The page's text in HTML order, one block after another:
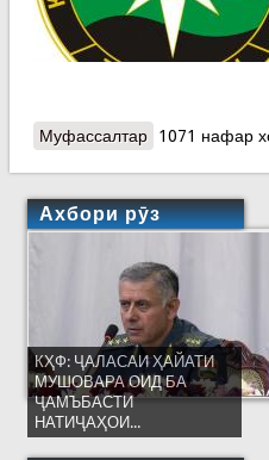
Муфассалтаро Land
1071 нафар
Ахбори рӯз
КҲФ: ҶАЛАСАИ ҲАЙАТИ
МУШОВАРА ОИД БА
ҶАМЪБАСТИ
НАТИҶАҲОИ...